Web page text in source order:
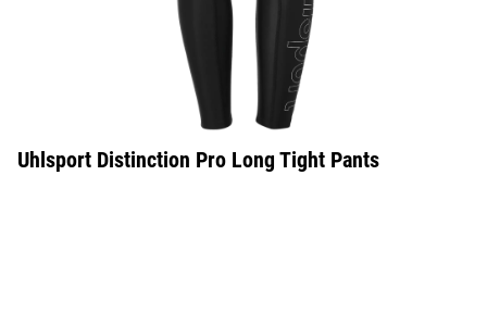
Uhlsport Distinction Pro Long Tight Pants